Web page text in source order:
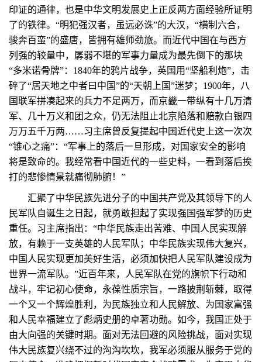
印证的通律，也是中华文明发展史上正反两方面经验所证明
了的铁律。“明犯强汉者，虽远必诛”的大汉，“横制六合，
骏奔百蛮”的盛唐，皆拥有雄师劲旅。而近代中国在与西方
列强的较量中，孱弱不堪的军事力量成为最先倒下的那块
“多米诺骨牌”：1840年的鸦片战争，英国用“坚船利炮”，击
碎了“居天地之中者曰中国”的“天朝上国”迷梦；1900年，八
国联军拼凑起来的兵力不足两万，而京畿一带纵有十几万清
军、几十万义和团之众，仍无法阻止北京陷落和赔款白银四
万万五千万两……习主席曾反复提起中国近代史上这一次次
“锥心之痛”：“军事上的落后一旦形成，对国家安全的影响
将是致命的。我经常看中国近代的一些史料，一看到落后挨
打的悲惨情景就痛彻肺腑！”
汇聚了中华民族先进分子的中国共产党及其领导下的人
民军队自诞生之日起，就勇敢担起了实现强国强军梦的历史
重任。习主席指出：“中华民族走出苦难、中国人民实现解
放，有赖于一支英雄的人民军队；中华民族实现伟大复兴，
中国人民实现更加美好生活，必须加快把人民军队建设成为
世界一流军队。”近百年来，人民军队在党的旗帜下行动和
战斗，牢记初心使命，永葆性质宗旨，一路披荆斩棘，取得
一个又一个辉煌胜利，为民族独立和人民解放、为国家富强
和人民幸福建立了彪炳史册的卓著功勋。如今，我国正处于
由大向强的关键时期。面对无法回避的风险挑战，面对实现
伟大民族复兴绕不过的沟沟坎坎，我军必须服从服务于党的